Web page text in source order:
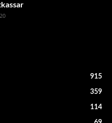
915
359
114